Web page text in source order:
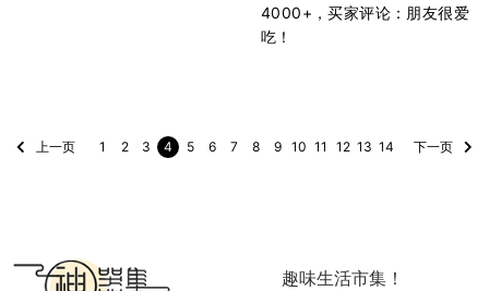
4000+，买家评论：朋友很爱
吃！
上一页 1 2 3 4 5 6 7 8 9 10 11 12 13 14 下一页
趣味生活市集！